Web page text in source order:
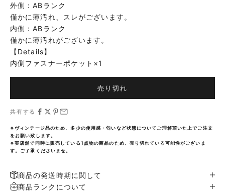
外側：ABランク
僅かに薄汚れ、スレがございます。
内側：ABランク
僅かに薄汚れがございます。
【Details】
内側ファスナーポケット×1
売り切れ
共有する
※ヴィンテージ品のため、多少の使用感・匂いなど状態についてご理解頂いた上でご注文
をお願い致します。
※実店舗で同時に販売している1点物の商品のため、売り切れている可能性がございま
す。ご了承くださいませ。
商品の発送時期に関して
商品ランクについて